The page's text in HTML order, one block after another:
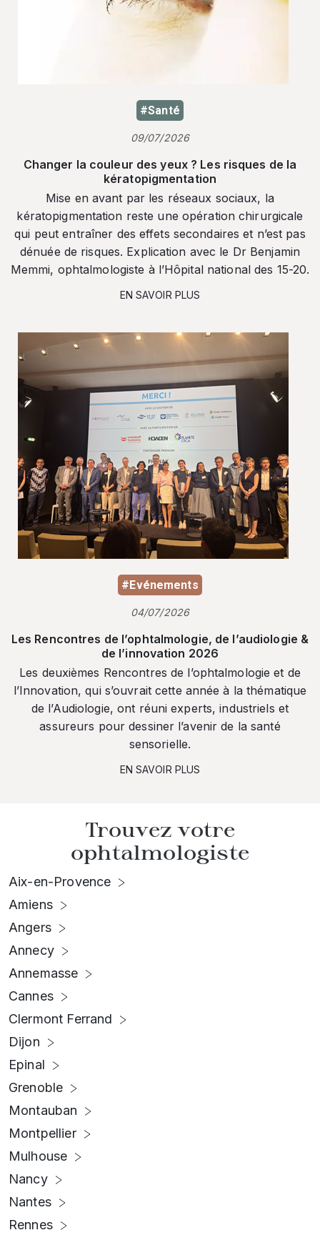
#Santé
09/07/2026
Changer la couleur des yeux ? Les risques de la
kératopigmentation
Mise en avant par les réseaux sociaux, la
kératopigmentation reste une opération chirurgicale
qui peut entraîner des effets secondaires et n’est pas
dénuée de risques. Explication avec le Dr Benjamin
Memmi, ophtalmologiste à l’Hôpital national des 15-20.
EN SAVOIR PLUS
#Evénements
04/07/2026
Les Rencontres de l’ophtalmologie, de l’audiologie &
de l’innovation 2026
Les deuxièmes Rencontres de l’ophtalmologie et de
l’Innovation, qui s’ouvrait cette année à la thématique
de l’Audiologie, ont réuni experts, industriels et
assureurs pour dessiner l’avenir de la santé
sensorielle.
EN SAVOIR PLUS
Trouvez votre
ophtalmologiste
Aix-en-Provence
Amiens
Angers
Annecy
Annemasse
Cannes
Clermont Ferrand
Dijon
Epinal
Grenoble
Montauban
Montpellier
Mulhouse
Nancy
Nantes
Rennes